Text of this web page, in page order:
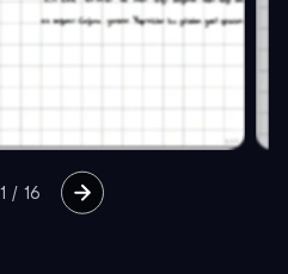
1 / 16